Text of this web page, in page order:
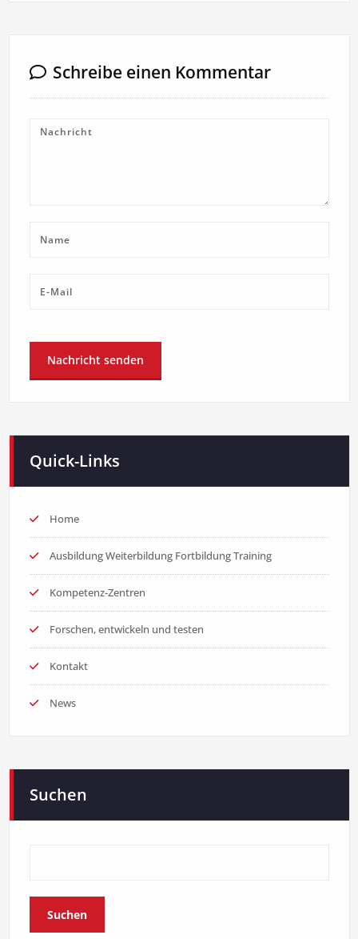
Schreibe einen Kommentar
Quick-Links
Home
Ausbildung Weiterbildung Fortbildung Training
Kompetenz-Zentren
Forschen, entwickeln und testen
Kontakt
News
Suchen
Suchen